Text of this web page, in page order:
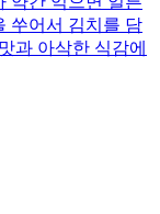
쑤어서 김치를 담
과 아삭한 식감에